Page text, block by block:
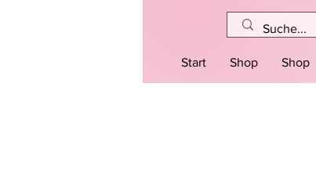
Start Shop Shop